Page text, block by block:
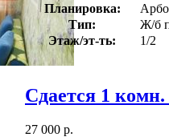
Планировка:
Тип:
Ж/б
Этаж/эт-ть:
1/2
Сдается 1
27 000 р.